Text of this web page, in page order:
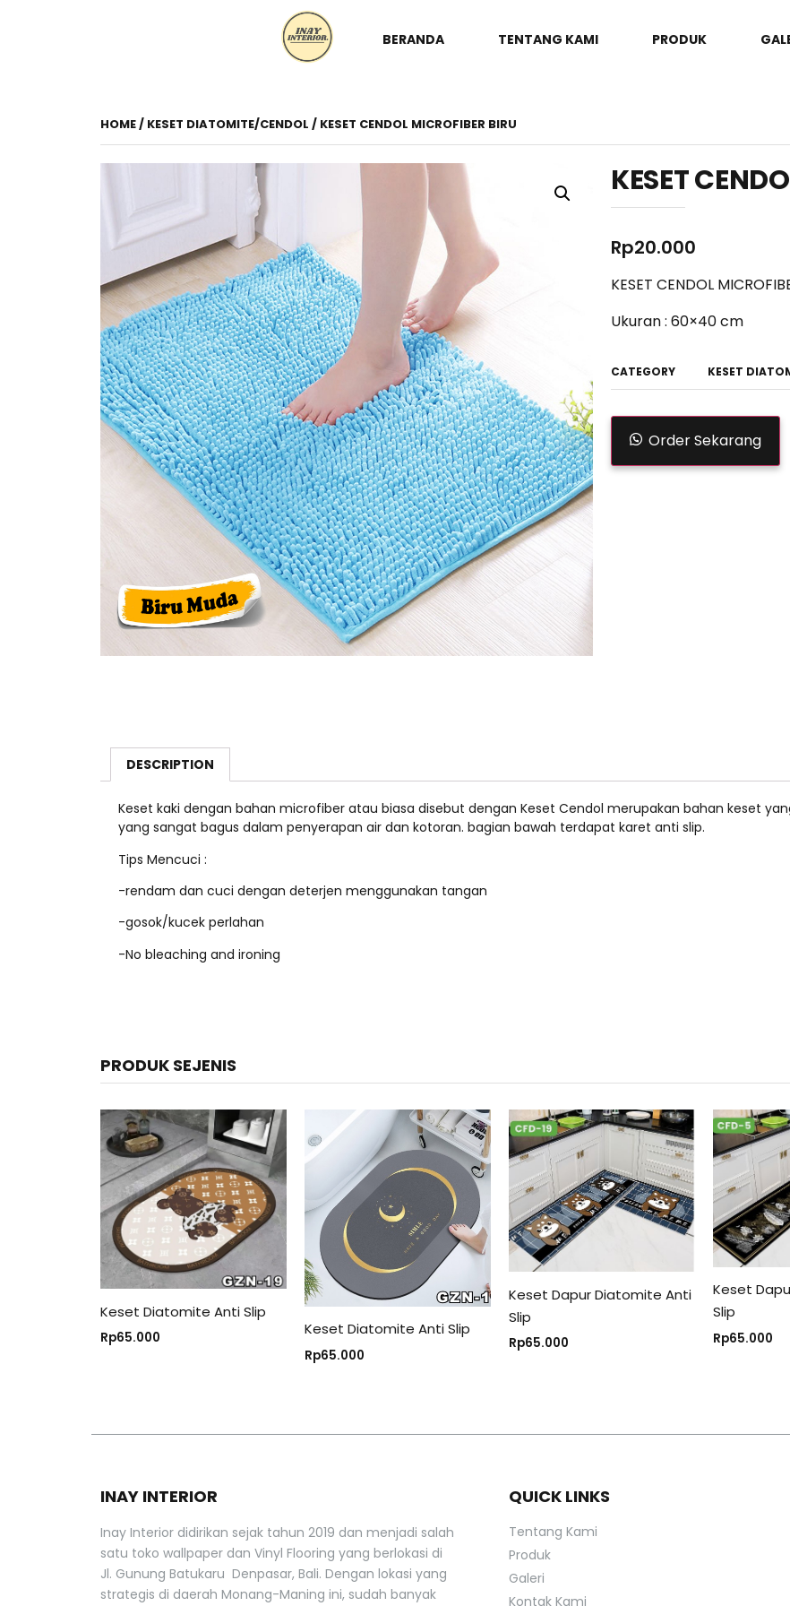
BERANDA TENTANG KAMI PRODUK
HOME/ KESET DIATOMITE/CENDOL / KESET CENDOL MICROFIBER BIRU
KESET
Rp20.000
KESET CENDOL
Ukuran : 60×40 cm
CATEGORY KESET
Order Sekarang
DESCRIPTION
Keset kaki dengan bahan microfiber atau biasa disebut dengan Keset Cendol merupakan bahan keset
yang sangat bagus dalam penyerapan air dan kotoran. bagian bawah terdapat karet anti slip.
Tips Mencuci :
-rendam dan cuci dengan deterjen menggunakan tangan
-gosok/kucek perlahan
-No bleaching and ironing
PRODUK SEJENIS
Keset Diatomite Anti Slip
Rp65.000 Keset Diatomite Anti Slip
Rp65.000
Keset Dapur Diatomite Anti
Slip
Rp65.000
Keset
Slip
Rp65.000
INAY INTERIOR
Inay Interior didirikan sejak tahun 2019 dan menjadi salah
satu toko wallpaper dan Vinyl Flooring yang berlokasi di
Jl. Gunung Batukaru Denpasar, Bali. Dengan lokasi yang
strategis di daerah Monang-Maning ini, sudah banyak
QUICK LINKS
Tentang Kami
Produk
Galeri
Kontak Kami